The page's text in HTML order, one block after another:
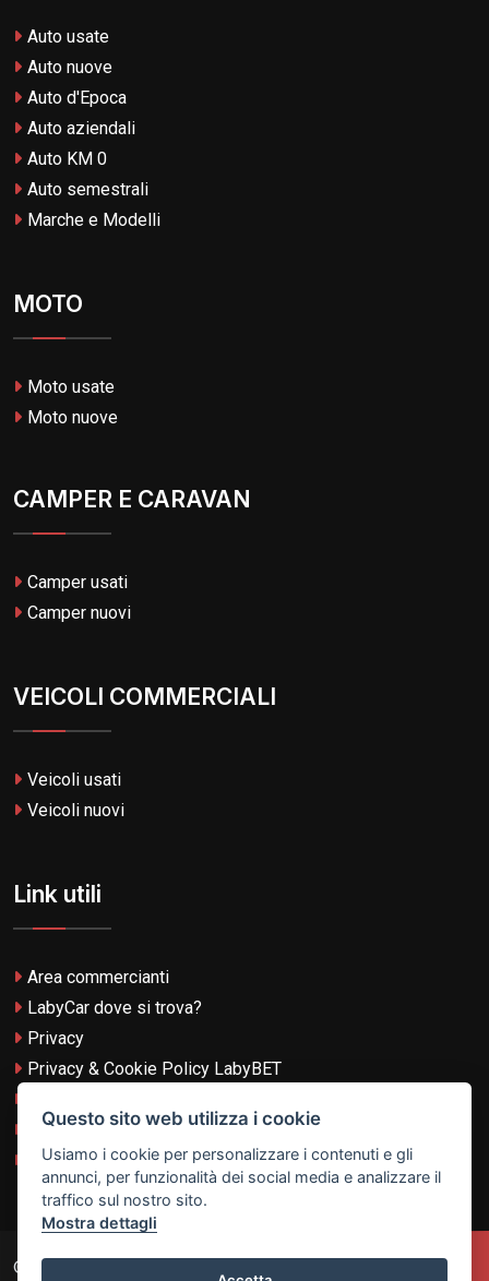
Auto usate
Auto nuove
Auto d'Epoca
Auto aziendali
Auto KM 0
Auto semestrali
Marche e Modelli
MOTO
Moto usate
Moto nuove
CAMPER E CARAVAN
Camper usati
Camper nuovi
VEICOLI COMMERCIALI
Veicoli usati
Veicoli nuovi
Link utili
Area commercianti
LabyCar dove si trova?
Privacy
Privacy & Cookie Policy LabyBET
Termini e Condizioni LabyBET
Login con TikTok
© 2026
Questo sito web utilizza i cookie
Usiamo i cookie per personalizzare i contenuti e gli
annunci, per funzionalità dei social media e analizzare il
traffico sul nostro sito.
Mostra dettagli